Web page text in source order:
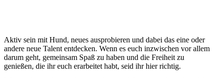
Aktiv sein mit Hund, neues ausprobieren und dabei das eine oder
andere neue Talent entdecken. Wenn es euch inzwischen vor allem
darum geht, gemeinsam Spaß zu haben und die Freiheit zu
genießen, die ihr euch erarbeitet habt, seid ihr hier richtig.